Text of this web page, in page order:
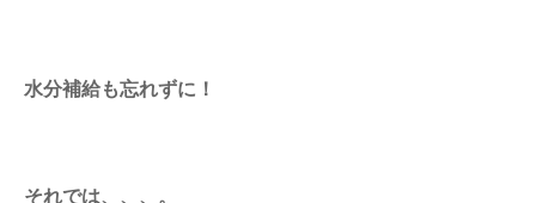
水分補給も忘れずに！
それでは、、、。